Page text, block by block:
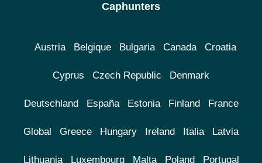
Caphunters
Austria Belgique Bulgaria Canada Croatia
Cyprus Czech Republic Denmark
Deutschland España Estonia Finland France
Global Greece Hungary Ireland Italia Latvia
Lithuania Luxembourg Malta Poland Portugal